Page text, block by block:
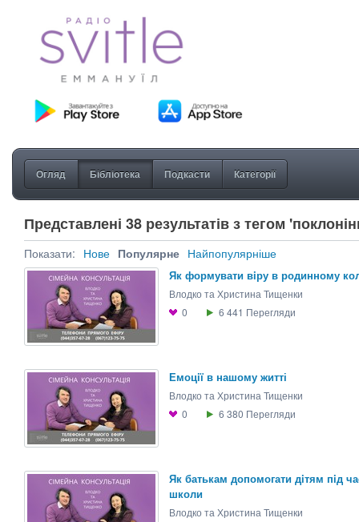
Огляд Бібліотека Подкасти Категорії
Представлені 38 результатів з тегом
Показати: Нове Популярне Найпопулярніше
Як формувати вiру в родинному
Влодко та Христина Тищенки
0
6 441 Перегляди
Емоцiї в нашому житті
Влодко та Христина Тищенки
0
6 380 Перегляди
Як батькам допомогати дiтям пiд
школи
Влодко та Христина Тищенки